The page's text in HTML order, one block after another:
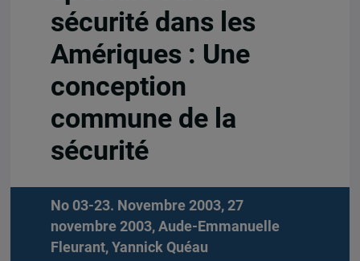
sécurité dans les
Amériques : Une
conception
commune de la
sécurité
No 03-23. Novembre 2003, 27
novembre 2003, Aude-Emmanuelle
Fleurant, Yannick Quéau